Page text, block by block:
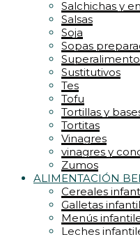
Salchichas y
Salsas
Soja
Sopas
Sustitutivos
Tes
Tofu
Tortillas y
Tortitas
Vinagres
vinagres y
Zumos
ALIMENTACIÓN
Cereales
Galletas
Menús
Leches